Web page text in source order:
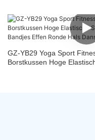
GZ-YB29 Yoga Sport
Borstkussen Hoge